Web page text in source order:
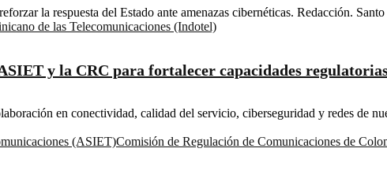
la respuesta del Estado ante amenazas cibernéticas. Redacción.
de las Telecomunicaciones (Indotel)
y la CRC para fortalecer capacidades
en conectividad, calidad del servicio, ciberseguridad y redes de
(ASIET)Comisión de Regulación de Comunicaciones de